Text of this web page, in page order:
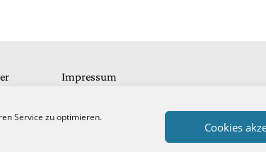
Service zu optimieren.
Cookies
Impressum